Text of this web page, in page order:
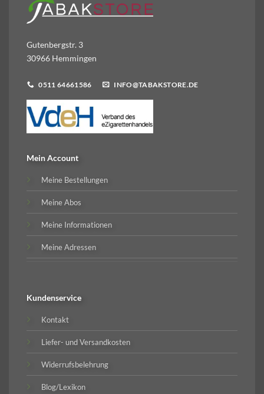
Gutenbergstr. 3
30966 Hemmingen
0511 64661586 INFO@TABAKSTORE.DE
Mein Account
Meine Bestellungen
Meine Abos
Meine Informationen
Meine Adressen
Kundenservice
Kontakt
Liefer- und Versandkosten
Widerrufsbelehrung
Blog/Lexikon